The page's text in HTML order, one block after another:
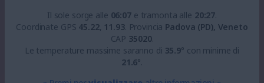
Il sole sorge alle 06:07e tramonta alle 20:27.
Coordinate GPS 45.22, 11.93. Provincia Padova (PD), Veneto
CAP 35020.
Le temperature massime saranno di 35.9° con minime di
21.6°.